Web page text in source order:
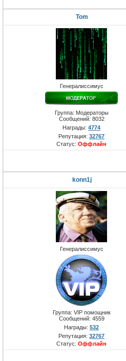
Tom
Генералиссимус
Группа: Модераторы
Сообщений: 8032
Награды: 4774
Репутация: 32767
Статус: Оффлайн
konn1j
Генералиссимус
Группа: VIP помощник
Сообщений: 4559
Награды: 532
Репутация: 32767
Статус: Оффлайн